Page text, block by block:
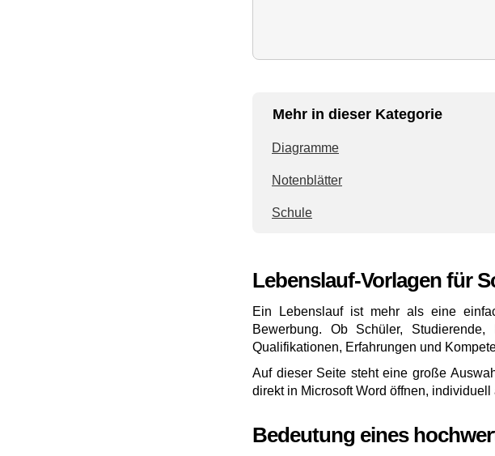
Mehr in dieser Kategorie
Diagramme
Notenblätter
Schule
Lebenslauf-Vorlagen für
Ein Lebenslauf ist mehr als eine
Bewerbung. Ob Schüler,
Qualifikationen, Erfahrungen und
Auf dieser Seite steht eine große
direkt in Microsoft Word öffnen,
Bedeutung eines